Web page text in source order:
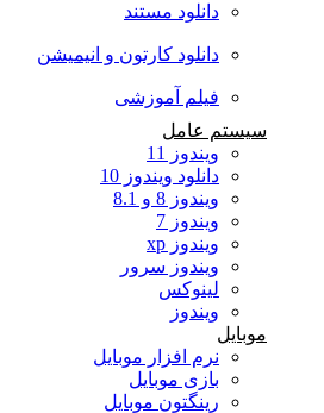
دانلود مستند
دانلود کارتون و انیمیشن
فیلم آموزشی
سیستم عامل
ویندوز 11
دانلود ویندوز 10
ویندوز 8 و 8.1
ویندوز 7
ویندوز xp
ویندوز سرور
لینوکس
ویندوز
موبایل
نرم افزار موبایل
بازی موبایل
رینگتون موبایل